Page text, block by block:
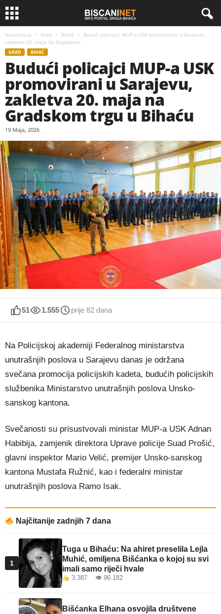
Naslovnica Grad Bihać
Budući policajci MUP-a USK promovirani u Sarajevu,
zakletva 20. maja na Gradskom...
GRAD BIHAĆ
Budući policajci MUP-a USK
promovirani u Sarajevu,
zakletva 20. maja na
Gradskom trgu u Bihaću
19 Maja, 2026
51 1.555 prije 82 dana
Na Policijskoj akademiji Federalnog ministarstva
unutrašnjih poslova u Sarajevu danas je održana
svečana promocija policijskih kadeta, budućih policijskih
službenika Ministarstvo unutrašnjih poslova Unsko-
sanskog kantona.
Svečanosti su prisustvovali ministar MUP-a USK Adnan
Habibija, zamjenik direktora Uprave policije Suad Prošić,
glavni inspektor Mario Velić, premijer Unsko-sanskog
kantona Mustafa Ružnić, kao i federalni ministar
unutrašnjih poslova Ramo Isak.
Najčitanije zadnjih 7 dana
1
Tuga u Bihaću: Na ahiret preselila Lejla
Muhić, omiljena Bišćanka o kojoj su svi
imali samo riječi hvale
3.387 👁 96.182
Bišćanka Elhana osvojila društvene